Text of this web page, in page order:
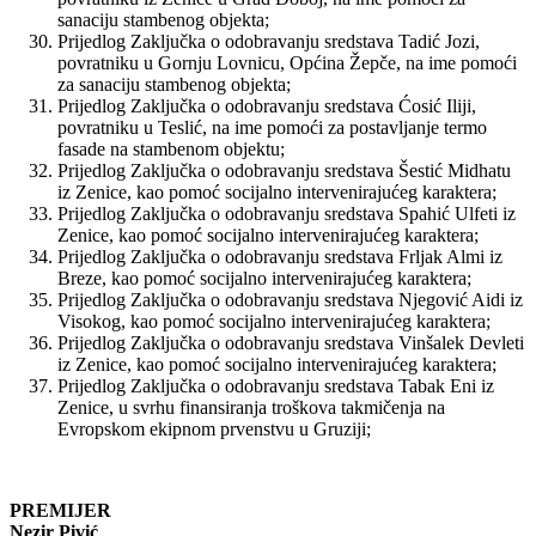
sanaciju stambenog objekta;
Prijedlog Zaključka o odobravanju sredstava Tadić Jozi,
povratniku u Gornju Lovnicu, Općina Žepče, na ime pomoći
za sanaciju stambenog objekta;
Prijedlog Zaključka o odobravanju sredstava Ćosić Iliji,
povratniku u Teslić, na ime pomoći za postavljanje termo
fasade na stambenom objektu;
Prijedlog Zaključka o odobravanju sredstava Šestić Midhatu
iz Zenice, kao pomoć socijalno intervenirajućeg karaktera;
Prijedlog Zaključka o odobravanju sredstava Spahić Ulfeti iz
Zenice, kao pomoć socijalno intervenirajućeg karaktera;
Prijedlog Zaključka o odobravanju sredstava Frljak Almi iz
Breze, kao pomoć socijalno intervenirajućeg karaktera;
Prijedlog Zaključka o odobravanju sredstava Njegović Aidi iz
Visokog, kao pomoć socijalno intervenirajućeg karaktera;
Prijedlog Zaključka o odobravanju sredstava Vinšalek Devleti
iz Zenice, kao pomoć socijalno intervenirajućeg karaktera;
Prijedlog Zaključka o odobravanju sredstava Tabak Eni iz
Zenice, u svrhu finansiranja troškova takmičenja na
Evropskom ekipnom prvenstvu u Gruziji;
PREMIJER